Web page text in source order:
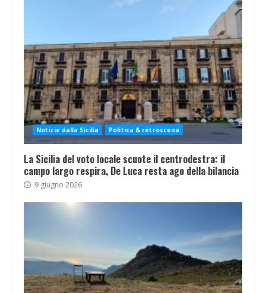
Notizie dalla Sicilia Politica & retroscena
La Sicilia del voto locale scuote il centrodestra: il
campo largo respira, De Luca resta ago della bilancia
9 giugno 2026